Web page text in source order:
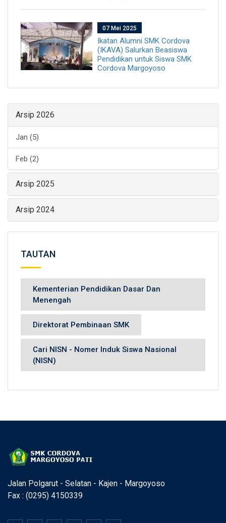
07 Mei 2025
Ikatan Alumni SMK Cordova
(IKAVA) Salurkan Beasiswa
Pendidikan untuk Siswa SMK
Cordova Margoyoso
Arsip 2026
Jan (5)
Feb (2)
Arsip 2025
Arsip 2024
TAUTAN
Kementerian Pendidikan Dasar Dan
Menengah
Direktorat Pembinaan SMK
Cari NISN - Nomer Induk Siswa Nasional
(NISN)
Jalan Polgarut - Selatan - Kajen - Margoyoso
Fax : (0295) 4150339